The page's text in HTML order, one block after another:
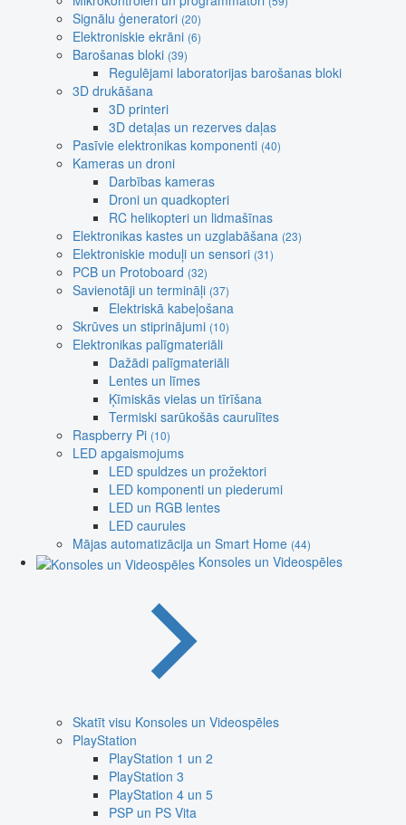
Signālu ģeneratori (20)
Elektroniskie ekrāni (6)
Barošanas bloki (39)
Regulējami laboratorijas barošanas bloki
3D drukāšana
3D printeri
3D detaļas un rezerves daļas
Pasīvie elektronikas komponenti (40)
Kameras un droni
Darbības kameras
Droni un quadkopteri
RC helikopteri un lidmašīnas
Elektronikas kastes un uzglabāšana (23)
Elektroniskie moduļi un sensori (31)
PCB un Protoboard (32)
Savienotāji un termināļi (37)
Elektriskā kabeļošana
Skrūves un stiprinājumi (10)
Elektronikas palīgmateriāli
Dažādi palīgmateriāli
Lentes un līmes
Ķīmiskās vielas un tīrīšana
Termiski sarūkošās caurulītes
Raspberry Pi (10)
LED apgaismojums
LED spuldzes un prožektori
LED komponenti un piederumi
LED un RGB lentes
LED caurules
Mājas automatizācija un Smart Home (44)
Konsoles un Videospēles
Skatīt visu Konsoles un Videospēles
PlayStation
PlayStation 1 un 2
PlayStation 3
PlayStation 4 un 5
PSP un PS Vita